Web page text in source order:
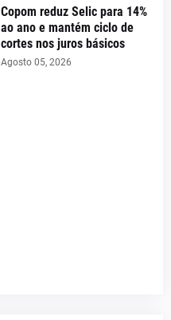
Copom reduz Selic para 14%
ao ano e mantém ciclo de
cortes nos juros básicos
Agosto 05, 2026